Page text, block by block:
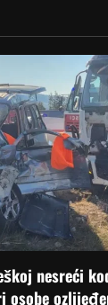
nesreći
osobe